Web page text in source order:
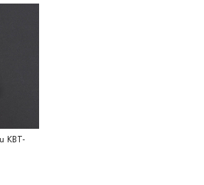
KBT-